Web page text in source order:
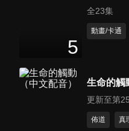
5
全23集
動畫/卡通
生命的觸
更新至第
佈道 真